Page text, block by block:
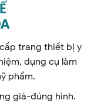
trang thiết bị y
dụng cụ làm
phẩm.
giá-đúng hình.